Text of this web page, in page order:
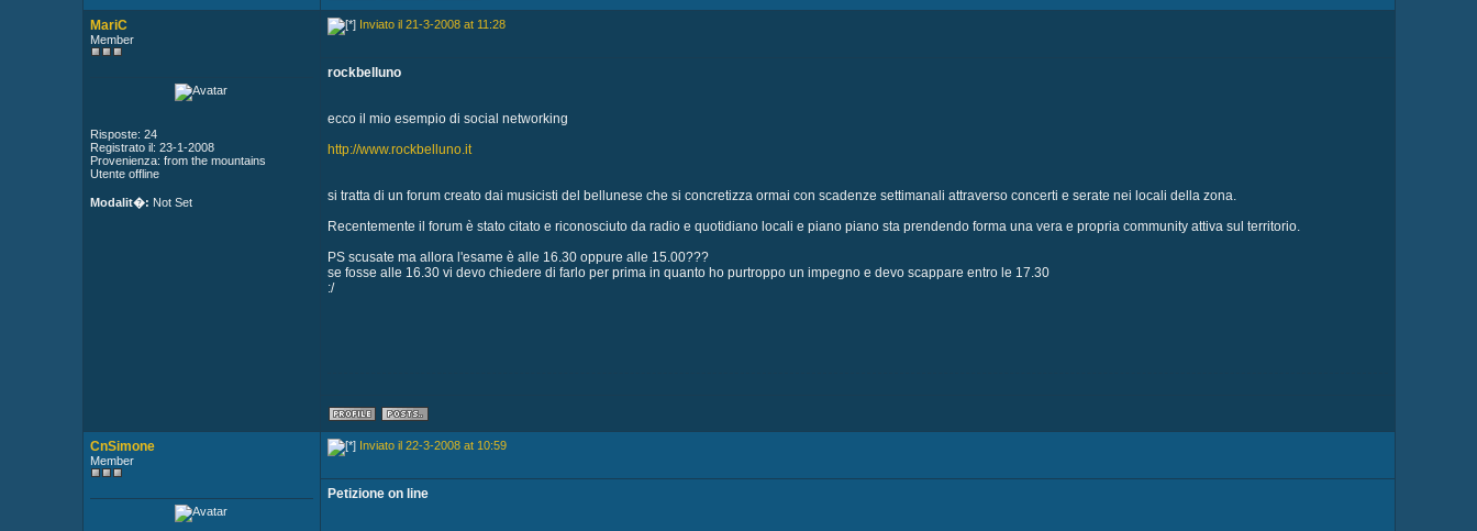
MariC
Member
Risposte: 24
Registrato il: 23-1-2008
Provenienza: from the mountains
Utente offline
Modalit�: Not Set
Inviato il 21-3-2008 at 11:28
rockbelluno
ecco il mio esempio di social networking
http://www.rockbelluno.it
si tratta di un forum creato dai musicisti del bellunese che si concretizza ormai con scadenze settimanali attraverso concerti e serate nei locali della zona.
Recentemente il forum è stato citato e riconosciuto da radio e quotidiano locali e piano piano sta prendendo forma una vera e propria community attiva sul territorio.
PS scusate ma allora l'esame è alle 16.30 oppure alle 15.00???
se fosse alle 16.30 vi devo chiedere di farlo per prima in quanto ho purtroppo un impegno e devo scappare entro le 17.30
:/
CnSimone
Member
Inviato il 22-3-2008 at 10:59
Petizione on line